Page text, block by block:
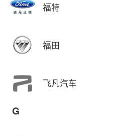
福特
福田
飞凡汽车
G